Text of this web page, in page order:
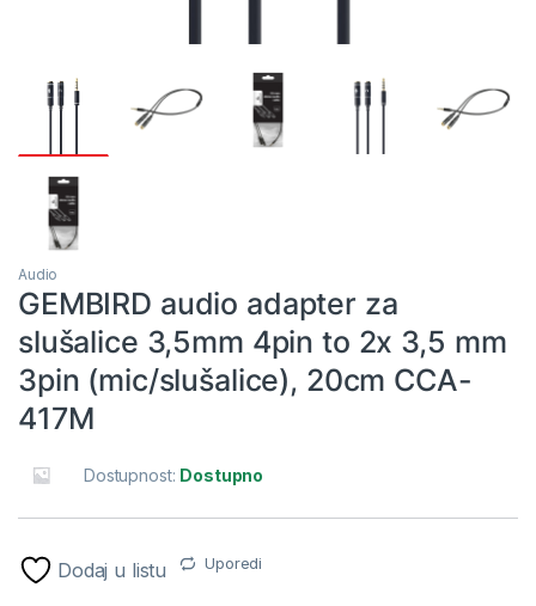
Audio
GEMBIRD audio adapter za
slušalice 3,5mm 4pin to 2x 3,5 mm
3pin (mic/slušalice), 20cm CCA-
417M
Dostupnost: Dostupno
Dodaj u listu Uporedi